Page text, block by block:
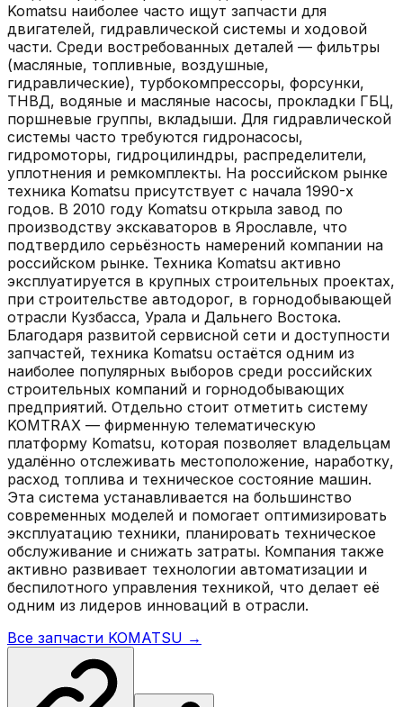
Komatsu наиболее часто ищут запчасти для
двигателей, гидравлической системы и ходовой
части. Среди востребованных деталей — фильтры
(масляные, топливные, воздушные,
гидравлические), турбокомпрессоры, форсунки,
ТНВД, водяные и масляные насосы, прокладки ГБЦ,
поршневые группы, вкладыши. Для гидравлической
системы часто требуются гидронасосы,
гидромоторы, гидроцилиндры, распределители,
уплотнения и ремкомплекты. На российском рынке
техника Komatsu присутствует с начала 1990-х
годов. В 2010 году Komatsu открыла завод по
производству экскаваторов в Ярославле, что
подтвердило серьёзность намерений компании на
российском рынке. Техника Komatsu активно
эксплуатируется в крупных строительных проектах,
при строительстве автодорог, в горнодобывающей
отрасли Кузбасса, Урала и Дальнего Востока.
Благодаря развитой сервисной сети и доступности
запчастей, техника Komatsu остаётся одним из
наиболее популярных выборов среди российских
строительных компаний и горнодобывающих
предприятий. Отдельно стоит отметить систему
KOMTRAX — фирменную телематическую
платформу Komatsu, которая позволяет владельцам
удалённо отслеживать местоположение, наработку,
расход топлива и техническое состояние машин.
Эта система устанавливается на большинство
современных моделей и помогает оптимизировать
эксплуатацию техники, планировать техническое
обслуживание и снижать затраты. Компания также
активно развивает технологии автоматизации и
беспилотного управления техникой, что делает её
одним из лидеров инноваций в отрасли.
Все запчасти KOMATSU →